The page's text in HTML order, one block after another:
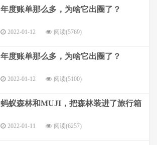
年度账单那么多，为啥它出圈了？
2022-01-12 阅读(5769)
年度账单那么多，为啥它出圈了？
2022-01-12 阅读(5100)
蚂蚁森林和MUJI，把森林装进了旅行箱
2022-01-11 阅读(6257)